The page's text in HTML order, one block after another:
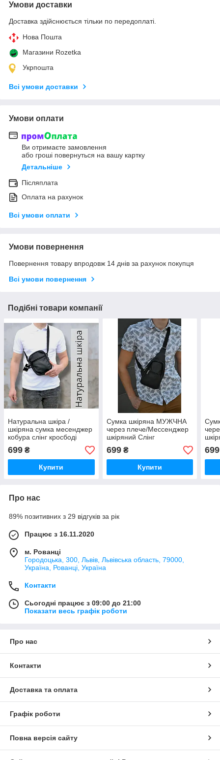
Умови доставки
Доставка здійснюється тільки по передоплаті.
Нова Пошта
Магазини Rozetka
Укрпошта
Всі умови доставки
Умови оплати
Ви отримаєте замовлення
або гроші повернуться на вашу картку
Детальніше
Післяплата
Оплата на рахунок
Всі умови оплати
Умови повернення
Повернення товару впродовж 14 днів за рахунок покупця
Всі умови повернення
Подібні товари компанії
Натуральна шкіра /
шкіряна сумка месенджер
кобура слінг кросбоді
через плече барсетка
чоловіча
699 ₴
Купити
Сумка шкіряна МУЖЧНА
через плече/Мессенджер
шкіряний Слінг
699₴
Купити
699
Про нас
89% позитивних з 29 відгуків за рік
Працює з 16.11.2020
м. Рованці
Городоцька, 300, Львів, Львівська область, 79000,
Україна, Рованці, Україна
Контакти
Сьогодні працює з 09:00 до 21:00
Показати весь графік роботи
Про нас
Контакти
Доставка та оплата
Графік роботи
Повна версія сайту